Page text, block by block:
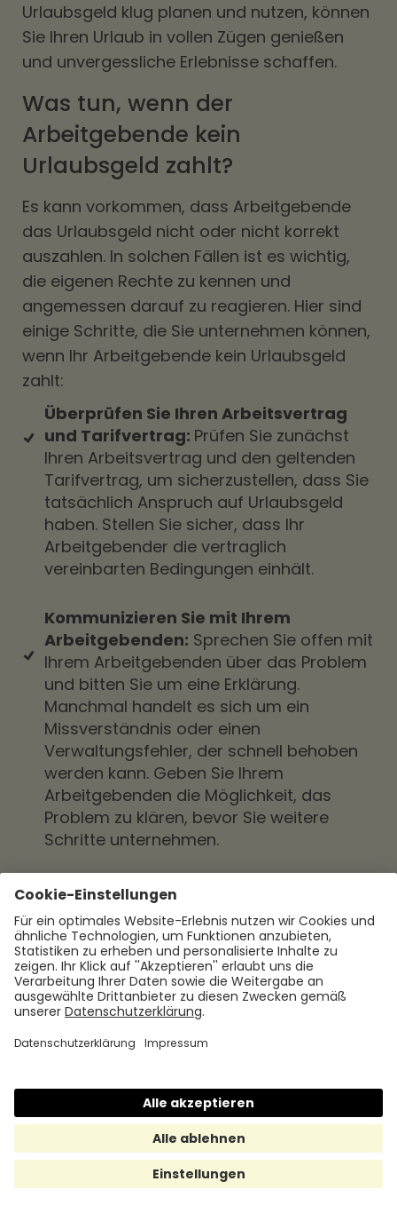
Urlaubsgeld klug planen und nutzen, können
Sie Ihren Urlaub in vollen Zügen genießen
und unvergessliche Erlebnisse schaffen.
Was tun, wenn der
Arbeitgebende kein
Urlaubsgeld zahlt?
Es kann vorkommen, dass Arbeitgebende
das Urlaubsgeld nicht oder nicht korrekt
auszahlen. In solchen Fällen ist es wichtig,
die eigenen Rechte zu kennen und
angemessen darauf zu reagieren. Hier sind
einige Schritte, die Sie unternehmen können,
wenn Ihr Arbeitgebende kein Urlaubsgeld
zahlt:
Überprüfen Sie Ihren Arbeitsvertrag
und Tarifvertrag: Prüfen Sie zunächst
Ihren Arbeitsvertrag und den geltenden
Tarifvertrag, um sicherzustellen, dass Sie
tatsächlich Anspruch auf Urlaubsgeld
haben. Stellen Sie sicher, dass Ihr
Arbeitgebender die vertraglich
vereinbarten Bedingungen einhält.
Kommunizieren Sie mit Ihrem
Arbeitgebenden: Sprechen Sie offen mit
Ihrem Arbeitgebenden über das Problem
und bitten Sie um eine Erklärung.
Manchmal handelt es sich um ein
Missverständnis oder einen
Verwaltungsfehler, der schnell behoben
werden kann. Geben Sie Ihrem
Arbeitgebenden die Möglichkeit, das
Problem zu klären, bevor Sie weitere
Schritte unternehmen.
Schriftliche Beschwerde einreichen:
Wenn das Gespräch mit Ihrem
Arbeitgebenden zu keinem Ergebnis führt
oder Ihr Arbeitgebende das Problem
ignoriert, sollten Sie eine schriftliche
Beschwerde einreichen. Verfassen Sie
einen formellen Brief, in dem Sie die
Situation darlegen und Ihre Forderung
machen. Halten Sie eine Kopie des
Schreibens für Ihre Unterlagen.
Rechtliche Beratung einholen:Wenn Ihr
Arbeitgebender weiterhin nicht bereit ist,